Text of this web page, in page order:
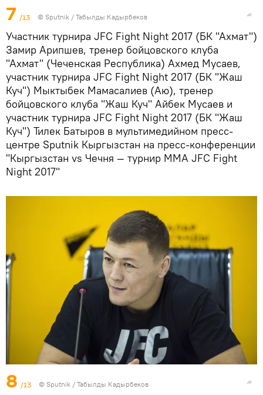
7 /13 © Sputnik / Табылды Кадырбеков
Участник турнира JFC Fight Night 2017 (БК "Ахмат")
Замир Арипшев, тренер бойцовского клуба
"Ахмат" (Чеченская Республика) Ахмед Мусаев,
участник турнира JFC Fight Night 2017 (БК "Жаш
Куч") Мыктыбек Мамасалиев (Аю), тренер
бойцовского клуба "Жаш Куч" Айбек Мусаев и
участник турнира JFC Fight Night 2017 (БК "Жаш
Куч") Тилек Батыров в мультимедийном пресс-
центре Sputnik Кыргызстан на пресс-конференции
"Кыргызстан vs Чечня — турнир ММА JFC Fight
Night 2017"
8 /13 © Sputnik / Табылды Кадырбеков